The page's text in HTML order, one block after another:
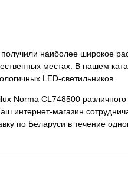
наиболее широкое
местах. В нашем
LED-светильников.
Norma CL748500
магазин
по Беларуси в течение